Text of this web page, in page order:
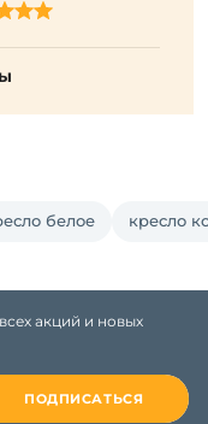
белое кресло
акций и новых
ПОДПИСАТЬСЯ